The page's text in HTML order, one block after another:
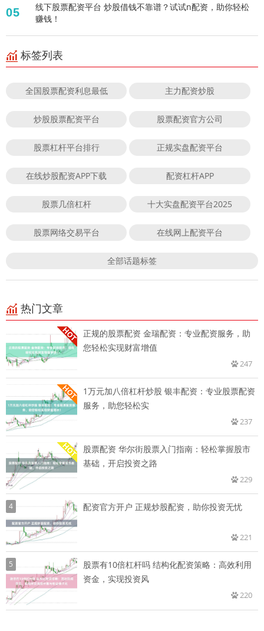
05
线下股票配资平台 炒股借钱不靠谱？试试n配资，助你轻松
赚钱！
标签列表
全国股票配资利息最低 主力配资炒股
炒股股票配资平台 股票配资官方公司
股票杠杆平台排行 正规实盘配资平台
在线炒股配资APP下载 配资杠杆APP
股票几倍杠杆 十大实盘配资平台2025
股票网络交易平台 在线网上配资平台
全部话题标签
热门文章
正规的股票配资 金瑞配资：专业配资服务，助
您轻松实现财富增值
247
1万元加八倍杠杆炒股 银丰配资：专业股票配资
服务，助您轻松实
237
股票配资 华尔街股票入门指南：轻松掌握股市
基础，开启投资之路
229
4 配资官方开户 正规炒股配资，助你投资无忧
221
5
股票有10倍杠杆吗 结构化配资策略：高效利用
资金，实现投资风
220